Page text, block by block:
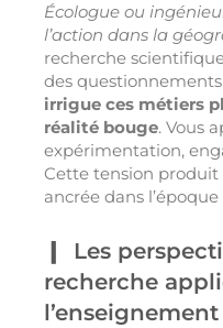
Écologue ou
l’action dans la
recherche
des
irrigue ces métiers
réalité bouge. Vous
expérimentation,
Cette tension
ancrée dans
Les
recherche
l’enseignement